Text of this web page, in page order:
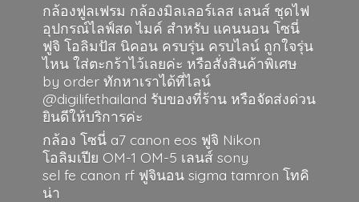
กล้องฟูลเฟรม กล้องมิลเลอร์เลส เลนส์ ชุดไฟ
อุปกรณ์ไลฟ์สด ไมค์ สำหรับ แคนนอน โซนี่
ฟูจิ โอลิมปัส นิคอน ครบรุ่น ครบไลน์ ถูกใจรุ่น
ไหน ใส่ตะกร้าไว้เลยค่ะ หรือสั่งสินค้าพิเศษ
by order ทักหาเราได้ที่ไลน์
@digilifethailand รับของที่ร้าน หรือจัดส่งด่วน
ยินดีให้บริการค่ะ
กล้อง โซนี่ a7 canon eos ฟูจิ Nikon
โอลิมเปีย OM-1 OM-5 เลนส์ sony
sel fe canon rf ฟูจินอน sigma tamron โทคิ
น่า